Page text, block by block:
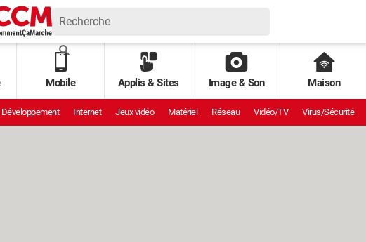
Mobile Applis & Sites Image & Son Maison
Développement Internet Jeux vidéo Matériel Réseau Vidéo/TV Virus/Sécurité